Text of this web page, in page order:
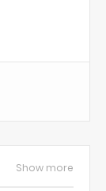
Show more